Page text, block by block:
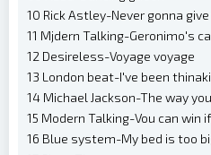
10 Rick Astley-Never gonna give
11 Mjdern Talking-Geronimo's
12 Desireless-Voyage voyage
13 London beat-I've been
14 Michael Jackson-The way
15 Modern Talking-Vou can win
16 Blue system-My bed is too